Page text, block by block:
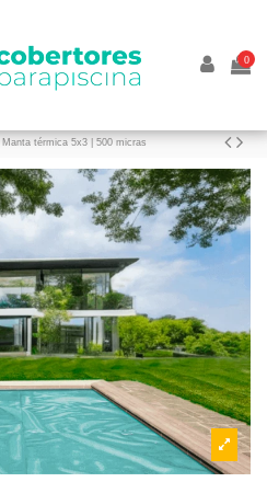
0
Manta térmica 5x3 | 500 micras